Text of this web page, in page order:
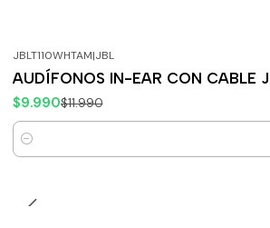
-17%
JBLT110WHTAM|JBL
AUDÍFONOS IN-EAR CON CABLE
$9.990$11.990
Cantidad